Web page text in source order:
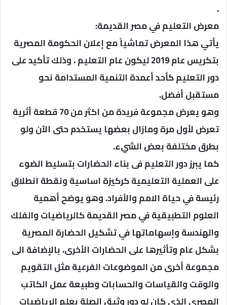
.
معرض التعليم في مصر القديمة:
يأتي هذا المعرض تماشياً مع إعلان الحكومة المصرية
بتكريس عام 2019 ليكون عام التعليم ، وذلك تأكيد على
دور التعليم كأحد أعمدة التنمية المستدامة نحو
مستقبل أفضل.
وهو يعرض مجموعة فريدة من اكثر من 70 قطعة أثرية
تعرض لأول مرة ومازال بعضها يستخدم حتى الآن ولو
بطرق مختلفة بعض الشيء.
كما يبرز دور التعليم فى بناء الحضارات بتسليط الضوء
على العملية التعليمية كركيزة اساسية ونقطة انطلاق
رئيسة في حياة الامم والأفراد. وهو يوضح أهمية
العلوم التطبيقية في مصر القديمة كالرياضيات والفلك
والهندسة وإسهاماتها في تشكيل الحضارة المصرية
بشكل عام وتأثيرها على الحضارات الأخرى، بالإضافة الى
مجموعة أخرى من الموضوعات الفرعية مثل التقويم
والوقت والقياسات والحسابات وطبيعة عمل الكاتب
المصري الذي كان له دور وثيق الصلة بعلم الرياضيات